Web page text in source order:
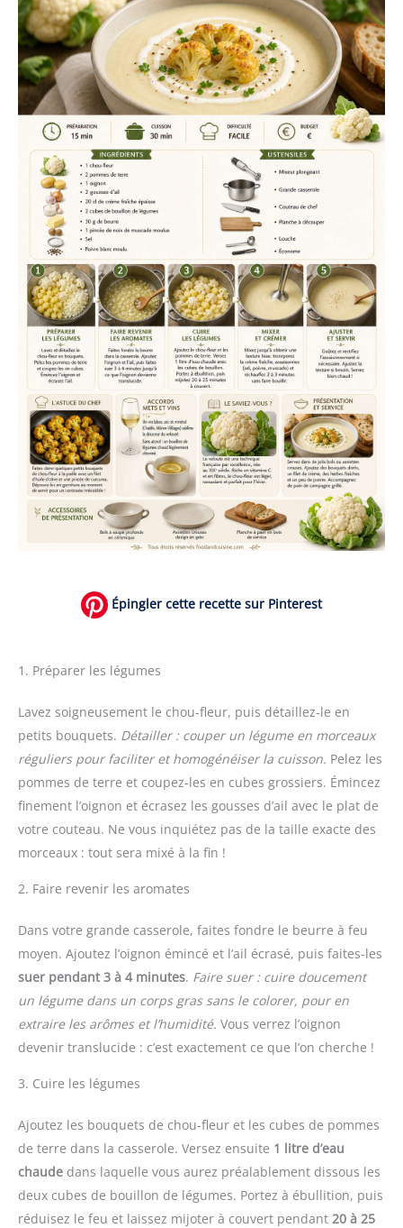
Épingler cette recette sur Pinterest
1. Préparer les légumes
Lavez soigneusement le chou-fleur, puis détaillez-le en
petits bouquets. Détailler : couper un légume en morceaux
réguliers pour faciliter et homogénéiser la cuisson. Pelez les
pommes de terre et coupez-les en cubes grossiers. Émincez
finement l’oignon et écrasez les gousses d’ail avec le plat de
votre couteau. Ne vous inquiétez pas de la taille exacte des
morceaux : tout sera mixé à la fin !
2. Faire revenir les aromates
Dans votre grande casserole, faites fondre le beurre à feu
moyen. Ajoutez l’oignon émincé et l’ail écrasé, puis faites-les
suer pendant 3 à 4 minutes. Faire suer : cuire doucement
un légume dans un corps gras sans le colorer, pour en
extraire les arômes et l’humidité. Vous verrez l’oignon
devenir translucide : c’est exactement ce que l’on cherche !
3. Cuire les légumes
Ajoutez les bouquets de chou-fleur et les cubes de pommes
de terre dans la casserole. Versez ensuite 1 litre d’eau
chaude dans laquelle vous aurez préalablement dissous les
deux cubes de bouillon de légumes. Portez à ébullition, puis
réduisez le feu et laissez mijoter à couvert pendant 20 à 25